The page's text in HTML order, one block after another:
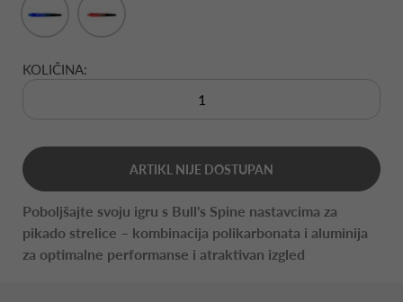
KOLIČINA:
ARTIKL NIJE DOSTUPAN
Poboljšajte svoju igru s Bull's Spine nastavcima za
pikado strelice – kombinacija polikarbonata i aluminija
za optimalne performanse i atraktivan izgled